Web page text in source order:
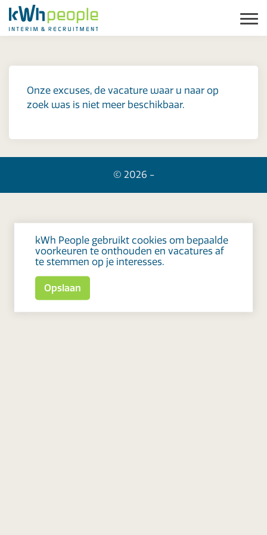
Onze excuses, de vacature waar u naar op
zoek was is niet meer beschikbaar.
© 2026 -
kWh People gebruikt cookies om bepaalde
voorkeuren te onthouden en vacatures af
te stemmen op je interesses.